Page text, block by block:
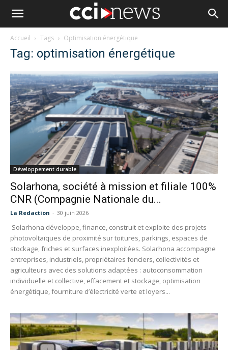
Accueil Tags Optimisation énergétique
Tag: optimisation énergétique
Développement durable
Solarhona, société à mission et filiale 100%
CNR (Compagnie Nationale du...
La Redaction - 30 juin 2026
Solarhona développe, finance, construit et exploite des projets
photovoltaïques de proximité sur toitures, parkings, espaces de
stockage, friches et surfaces inexploitées. Solarhona accompagne
entreprises, industriels, propriétaires fonciers, collectivités et
agriculteurs avec des solutions adaptées : autoconsommation
individuelle et collective, effacement et stockage, optimisation
énergétique, fourniture d’électricité verte et loyers...